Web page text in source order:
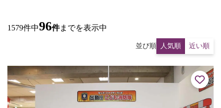
1579件中96件までを表示中
並び順 人気順 近い順